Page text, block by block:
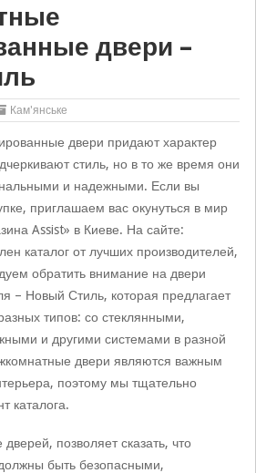
двери –
Кам'янське
двери придают характер
стиль, но в то же время они
и надежными. Если вы
приглашаем вас окунуться в мир
Assist» в Киеве. На сайте:
каталог от лучших производителей,
обратить внимание на двери
– Новый Стиль, которая предлагает
типов: со стеклянными,
и другими системами в разной
двери являются важным
поэтому мы тщательно
каталога.
позволяет сказать, что
быть безопасными,